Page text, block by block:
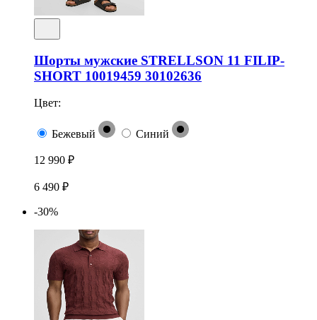
Шорты мужские STRELLSON 11 FILIP-
SHORT 10019459 30102636
Цвет:
Бежевый Синий
12 990 ₽
6 490 ₽
-30%